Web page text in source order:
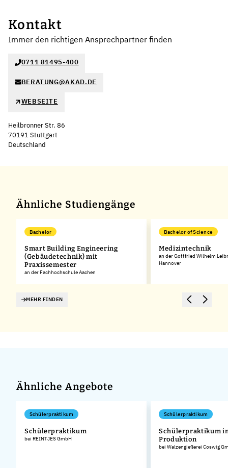
Kontakt
Immer den richtigen Ansprechpartner finden
0711 81495-400
BERATUNG@AKAD.DE
WEBSEITE
Heilbronner Str. 86
70191 Stuttgart
Deutschland
Ähnliche Studiengänge
Bachelor
Smart Building Engineering
(Gebäudetechnik) mit
Praxissemester
an der Fachhochschule Aachen
Bachelor of Science
Medizintechnik
an der Gottfried Wilhelm
Hannover
MEHR FINDEN
Ähnliche Angebote
Schülerpraktikum
Schülerpraktikum
bei REINTJES GmbH
Schülerpraktikum
Schülerpraktikum
Produktion
bei Walzengießerei Coswig